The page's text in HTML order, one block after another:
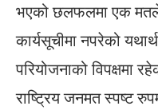
भएको छलफलमा एक
कार्यसूचीमा नपरेको
परियोजनाको विपक्षमा
राष्ट्रिय जनमत स्पष्ट